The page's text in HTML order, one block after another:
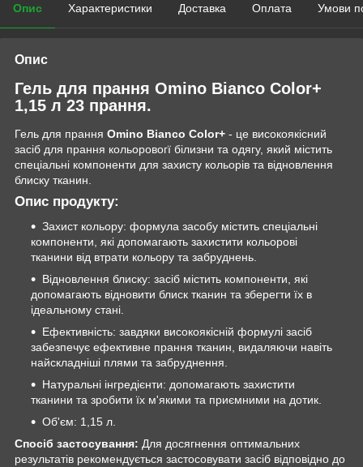
Опис Характеристики Доставка Оплата Умови
Опис
Гель для прання Omino Bianco Color+
1,15 л 23 прання.
Гель для прання Omino Bianco Color+ - це високоякісний
засіб для прання кольоровогї білизни та одягу, який містить
спеціальні компоненти для захисту кольорів та відновлення
блиску тканин.
Опис продукту:
Захист кольору: формула засобу містить спеціальні
компоненти, які допомагають захистити кольорові
тканини від втрати кольору та забруднень.
Відновлення блиску: засіб містить компоненти, які
допомагають відновити блиск тканин та зберегти їх в
ідеальному стані.
Ефективність: завдяки високоякісній формулі засіб
забезпечує ефективне прання тканин, видаляючи навіть
найскладніші плями та забруднення.
Натуральні інгредієнти: допомагають захистити
тканини та зробити їх м'якими та приємними на дотик.
Об'єм: 1,15 л.
Спосіб застосування: Для досягнення оптимальних
результатів рекомендується застосовувати засіб відповідно до